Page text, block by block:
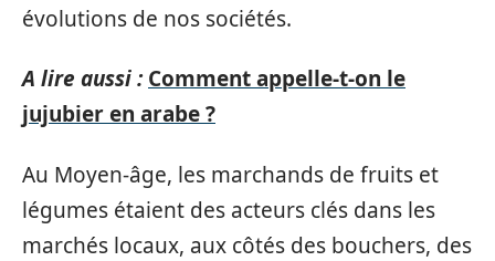
évolutions de nos sociétés.
A lire aussi : Comment appelle-t-on le
jujubier en arabe ?
Au Moyen-âge, les marchands de fruits et
légumes étaient des acteurs clés dans les
marchés locaux, aux côtés des bouchers, des